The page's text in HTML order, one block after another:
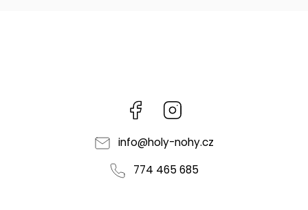
Facebook
info@holy-nohy.cz
774 465 685